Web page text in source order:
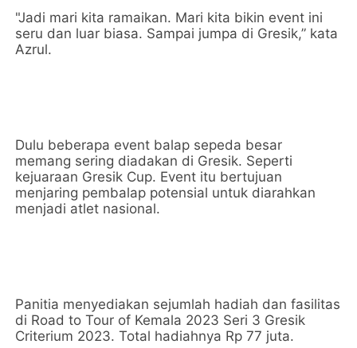
"Jadi mari kita ramaikan. Mari kita bikin event ini
seru dan luar biasa. Sampai jumpa di Gresik,” kata
Azrul.
Dulu beberapa event balap sepeda besar
memang sering diadakan di Gresik. Seperti
kejuaraan Gresik Cup. Event itu bertujuan
menjaring pembalap potensial untuk diarahkan
menjadi atlet nasional.
Panitia menyediakan sejumlah hadiah dan fasilitas
di Road to Tour of Kemala 2023 Seri 3 Gresik
Criterium 2023. Total hadiahnya Rp 77 juta.